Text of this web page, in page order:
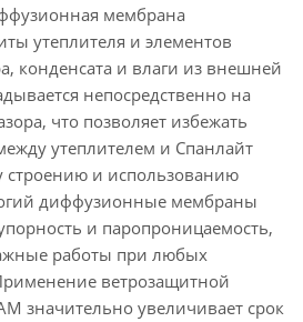
мембрана
утеплителя и элементов
конденсата и влаги из внешней
непосредственно на
что позволяет избежать
утеплителем и Спанлайт
строению и использованию
диффузионные мембраны
и паропроницаемость,
работы при любых
ветрозащитной
значительно увеличивает срок